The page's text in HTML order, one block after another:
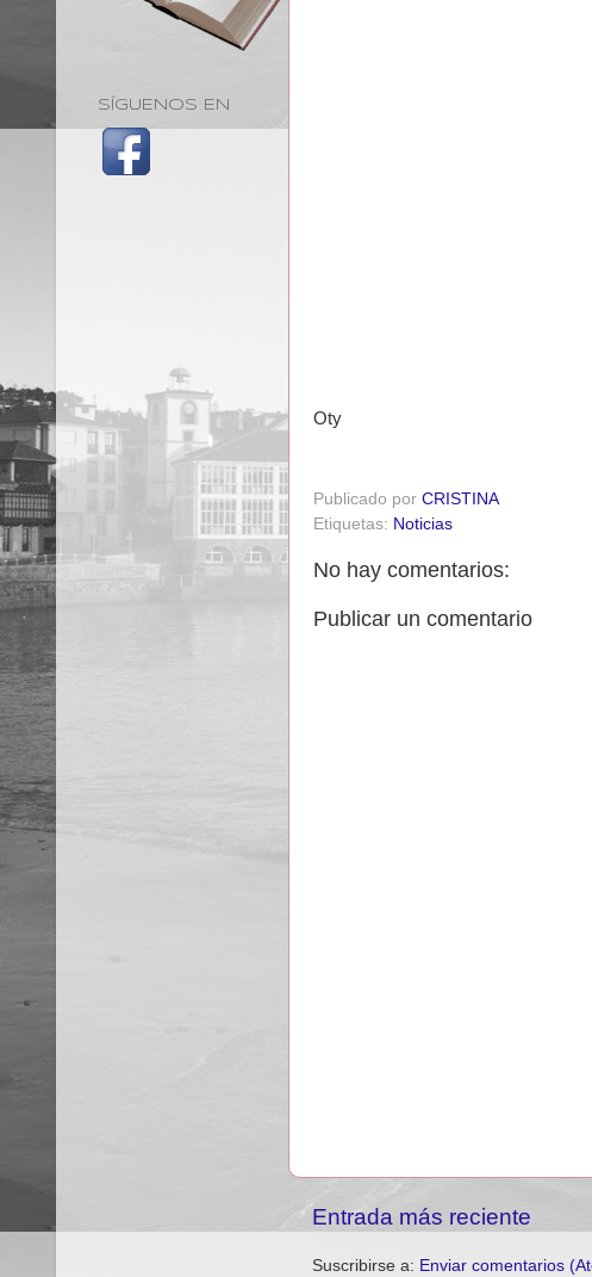
Oty
Publicado por CRISTINA
Etiquetas: Noticias
No hay comentarios:
Publicar un comentario
Entrada más reciente
Suscribirse a: Enviar comentarios
SÍGUENOS EN